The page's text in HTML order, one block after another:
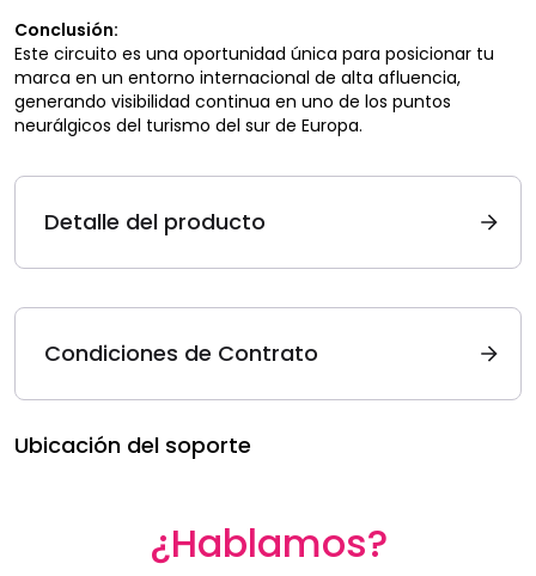
Conclusión:
Este circuito es una oportunidad única para posicionar tu
marca en un entorno internacional de alta afluencia,
generando visibilidad continua en uno de los puntos
neurálgicos del turismo del sur de Europa.
Detalle del producto
Condiciones de Contrato
Ubicación del soporte
¿Hablamos?